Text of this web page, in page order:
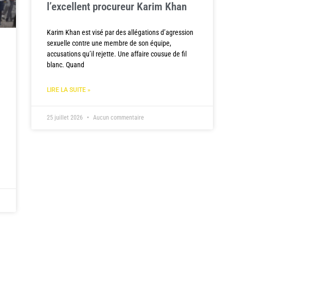
l’excellent procureur Karim Khan
Karim Khan est visé par des allégations d’agression
sexuelle contre une membre de son équipe,
accusations qu’il rejette. Une affaire cousue de fil
blanc. Quand
LIRE LA SUITE »
25 juillet 2026 Aucun commentaire